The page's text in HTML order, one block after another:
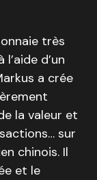
très
d’un
a crée
la valeur et
sur
chinois. Il
et le